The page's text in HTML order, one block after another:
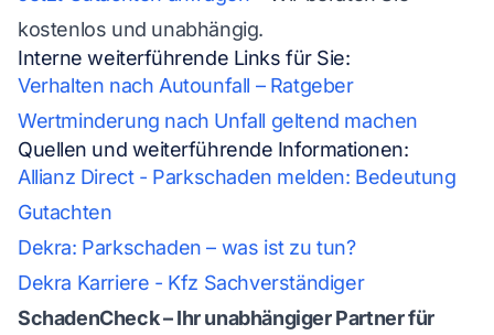
kostenlos und unabhängig.
Interne weiterführende Links für Sie:
Verhalten nach Autounfall – Ratgeber
Wertminderung nach Unfall geltend machen
Quellen und weiterführende Informationen:
Allianz Direct - Parkschaden melden: Bedeutung
Gutachten
Dekra: Parkschaden – was ist zu tun?
Dekra Karriere - Kfz Sachverständiger
SchadenCheck – Ihr unabhängiger Partner für